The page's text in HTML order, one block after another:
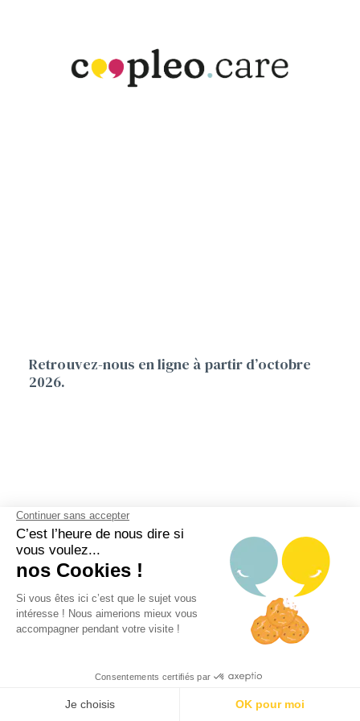
Retrouvez-nous en ligne à partir d’octobre
2026.